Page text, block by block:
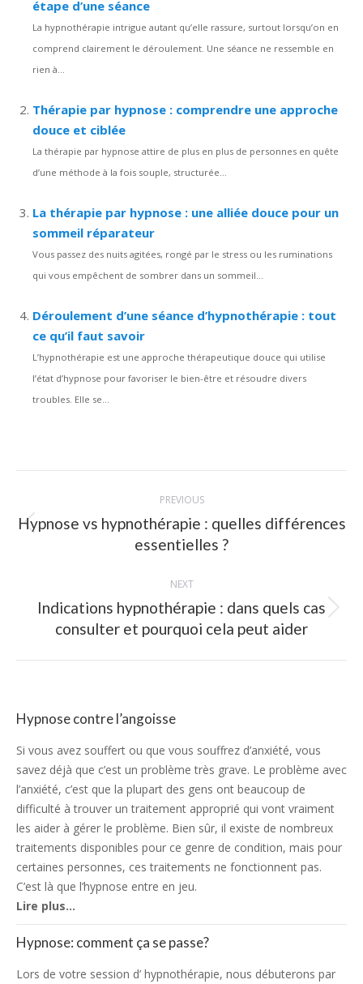
étape d’une séance
La hypnothérapie intrigue autant qu’elle rassure, surtout lorsqu’on en
comprend clairement le déroulement. Une séance ne ressemble en
rien à...
Thérapie par hypnose : comprendre une approche
douce et ciblée
La thérapie par hypnose attire de plus en plus de personnes en quête
d’une méthode à la fois souple, structurée...
La thérapie par hypnose : une alliée douce pour un
sommeil réparateur
Vous passez des nuits agitées, rongé par le stress ou les ruminations
qui vous empêchent de sombrer dans un sommeil...
Déroulement d’une séance d’hypnothérapie : tout
ce qu’il faut savoir
L’hypnothérapie est une approche thérapeutique douce qui utilise
l’état d’hypnose pour favoriser le bien-être et résoudre divers
troubles. Elle se...
PREVIOUS
Previous
post:
Hypnose vs hypnothérapie : quelles différences
essentielles ?
NEXT
Next
post:
Indications hypnothérapie : dans quels cas
consulter et pourquoi cela peut aider
Hypnose contre l’angoisse
Si vous avez souffert ou que vous souffrez d’anxiété, vous
savez déjà que c’est un problème très grave. Le problème avec
l’anxiété, c’est que la plupart des gens ont beaucoup de
difficulté à trouver un traitement approprié qui vont vraiment
les aider à gérer le problème. Bien sûr, il existe de nombreux
traitements disponibles pour ce genre de condition, mais pour
certaines personnes, ces traitements ne fonctionnent pas.
C’est là que l’hypnose entre en jeu.
Lire plus…
Hypnose: comment ça se passe?
Lors de votre session d’ hypnothérapie, nous débuterons par